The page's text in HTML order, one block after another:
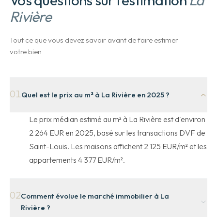
Rivière
Tout ce que vous devez savoir avant de faire estimer
votre bien
01Quel est le prix au m² à La Rivière en 2025 ?
Le prix médian estimé au m² à La Rivière est d'environ
2 264 EUR en 2025, basé sur les transactions DVF de
Saint-Louis. Les maisons affichent 2 125 EUR/m² et les
appartements 4 377 EUR/m².
02Comment évolue le marché immobilier à La
Rivière ?